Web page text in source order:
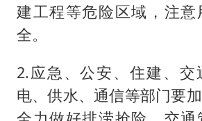
建工程等危险区域，注意
全。
2.应急、公安、住建、交
电、供水、通信等部门要